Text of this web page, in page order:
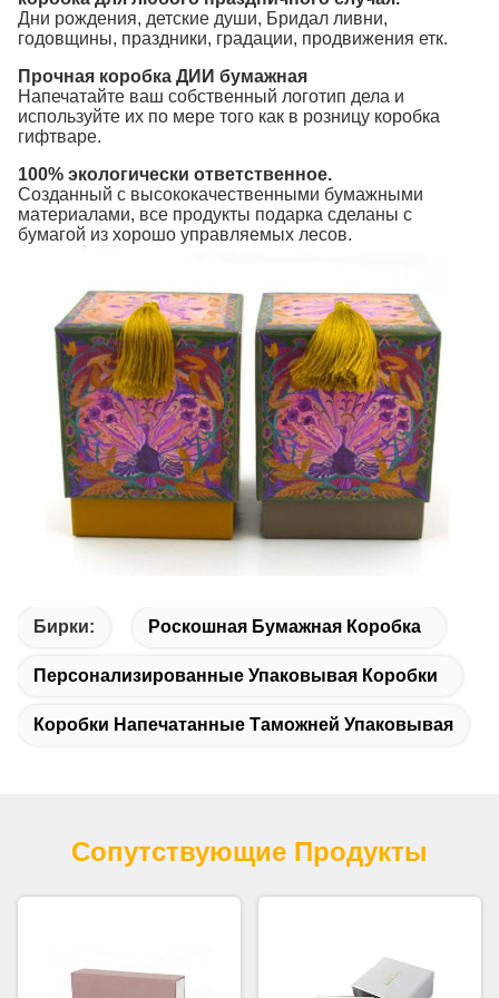
Дни рождения, детские души, Бридал ливни,
годовщины, праздники, градации, продвижения етк.
Прочная коробка ДИИ бумажная
Напечатайте ваш собственный логотип дела и
используйте их по мере того как в розницу коробка
гифтваре.
100% экологически ответственное.
Созданный с высококачественными бумажными
материалами, все продукты подарка сделаны с
бумагой из хорошо управляемых лесов.
Бирки: Роскошная Бумажная Коробка
Персонализированные Упаковывая Коробки
Коробки Напечатанные Таможней Упаковывая
Сопутствующие Продукты